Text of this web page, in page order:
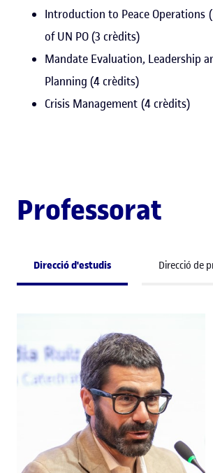
Introduction to Peace Operations
of UN PO (3 crèdits)
Mandate Evaluation, Leadership
Planning (4 crèdits)
Crisis Management (4 crèdits)
Professorat
Direcció d'estudis Direcció de